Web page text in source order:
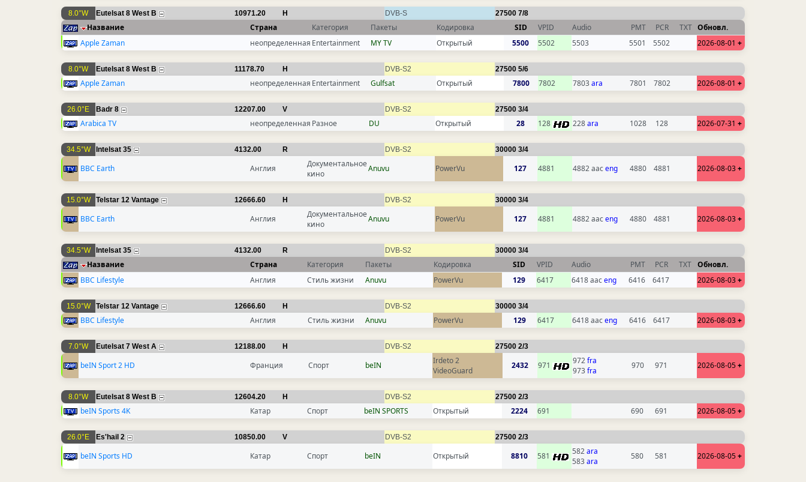
8.0°W Eutelsat 8 West B 10971.20 H DVB-S 27500 7/8
Название Страна Категория Пакеты Кодировка SID VPID Audio PMT PCR TXT Обновл.
Apple Zaman
неопределенная Entertainment MY TV Открытый 5500 5502 5503 5501 5502 2026-08-01 +
8.0°W Eutelsat 8 West B 11178.70 H DVB-S2 27500 5/6
Apple Zaman неопределенная Entertainment Gulfsat Открытый 7800 7802 7803ara 7801 7802 2026-08-01 +
26.0°E Badr 8 12207.00 V DVB-S2 27500 3/4
Arabica TV неопределенная Разное DU Открытый 28 128 228ara 1028 128 2026-07-31 +
34.5°W Intelsat 35 4132.00 R DVB-S2 30000 3/4
BBC Earth Англия
Документальное
кино
Anuvu PowerVu 127 4881 4882 aaceng 4880 4881 2026-08-03+
15.0°W Telstar 12 Vantage 12666.60 H DVB-S2 30000 3/4
BBC Earth Англия
Документальное
кино
Anuvu PowerVu 127 4881 4882 aaceng 4880 4881 2026-08-03+
34.5°W Intelsat 35 4132.00 R DVB-S2 30000 3/4
Название Страна Категория Пакеты Кодировка SID VPID Audio PMT PCR TXT Обновл.
BBC Lifestyle
Англия Стиль жизни Anuvu PowerVu 129 6417 6418 aaceng 6416 6417 2026-08-03+
15.0°W Telstar 12 Vantage 12666.60 H DVB-S2 30000 3/4
BBC Lifestyle Англия Стиль жизни Anuvu PowerVu 129 6417 6418 aaceng 6416 6417 2026-08-03+
7.0°W Eutelsat 7 West A 12188.00 H DVB-S2 27500 2/3
beIN Sport 2 HD Франция Спорт beIN
Irdeto 2
VideoGuard
2432 971 972fra
973fra
970 971 2026-08-05+
8.0°W Eutelsat 8 West B 12604.20 H DVB-S2 27500 2/3
beIN Sports 4K Катар Спорт beIN SPORTS Открытый 2224 691 690 691 2026-08-05+
26.0°E Es'hail 2 10850.00 V DVB-S2 27500 2/3
beIN Sports HD Катар Спорт beIN Открытый 8810 581 582ara
583ara
580 581 2026-08-05+